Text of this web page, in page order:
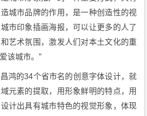
城市品牌的作用，是一种创造性的视
市印象插画海报，可以让更多的人了
艺术氛围，激发人们对本土文化的重
该城市。”
鸿的34个省市名的创意字体设计，就
元素的提取，用形象鲜明的特点，用
计出具有城市特色的视觉形象，体现